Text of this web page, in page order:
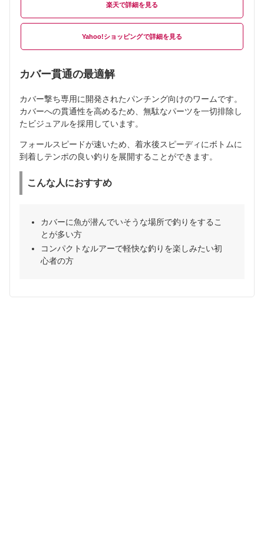
楽天
Yahoo!ショッピング
カバー貫通の最適解
カバー撃ち専用に開発されたパンチング向けのワームです。
カバーへの貫通性を高めるため、無駄なパーツを一切排除し
たビジュアルを採用しています。
フォールスピードが速いため、着水後スピーディにボトムに
到着しテンポの良い釣りを展開することができます。
こんな人におすすめ
カバーに魚が潜んでいそうな場所で釣りをするこ
とが多い方
コンパクトなルアーで軽快な釣りを楽しみたい初
心者の方